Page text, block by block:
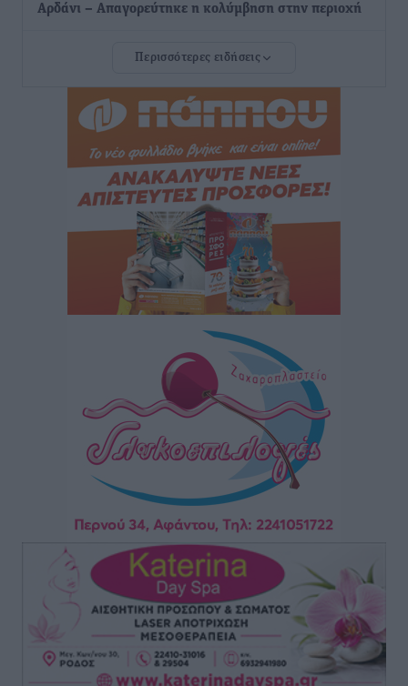
Αρδάνι – Απαγορεύτηκε η κολύμβηση στην περιοχή
εφησυχασμού» – Σε πλήρη ετοιμότητα ο μηχανισμός
Ειδήσεις• πριν 6 ώρες
Καιρός: Επιμένουν οι υψηλές θερμοκρασίες – Ισχυρά
μελτέμια έως 9 μποφόρ, σε «Red Code» 6 περιοχές
πριν 6 ώρες
Τα φοιτητικά ενοίκια «τινάζουν στον αέρα» τους
οικογενειακούς προϋπολογισμούς
Ειδήσεις• πριν 7 ώρες
Δύο νέοι ξενώνες παραδόθηκαν στις Ένοπλες
Δυνάμεις στη νήσο Ρω
Τοπικές Ειδήσεις• πριν 7 ώρες
Συνεχίζεται η έξοδος του Αυγούστου – Πάνω από
34.000 αναχωρούν σήμερα μόνο από τον Πειραιά
πριν 7 ώρες
Μόνιμες θέσεις στους παιδικούς σταθμούς: Οι
προϋποθέσεις, η 24μηνη εμπειρία και οι προθεσμίες
για τους δήμους
Τοπικές Ειδήσεις• πριν 7 ώρες
Δεύτερη πηγή εισοδήματος για τους επαγγελματίες
Περισσότερες ειδήσεις